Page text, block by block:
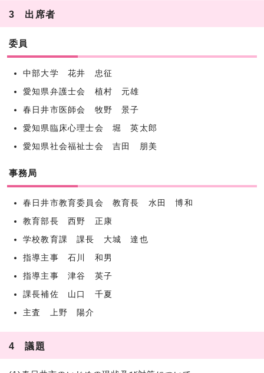
3 出席者
委員
中部大学 花井 忠征
愛知県弁護士会 植村 元雄
春日井市医師会 牧野 景子
愛知県臨床心理士会 堀 英太郎
愛知県社会福祉士会 吉田 朋美
事務局
春日井市教育委員会 教育長 水田 博和
教育部長 西野 正康
学校教育課 課長 大城 達也
指導主事 石川 和男
指導主事 津谷 英子
課長補佐 山口 千夏
主査 上野 陽介
4 議題